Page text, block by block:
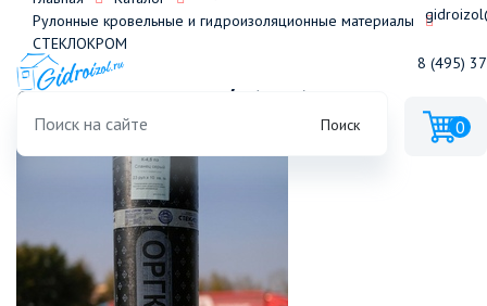
8 (495)
Поиск 0
Рулонные кровельные и гидроизоляционные материалы
СТЕКЛОКРОМ
Стеклокром К-4,5 п/э (ЭКП)